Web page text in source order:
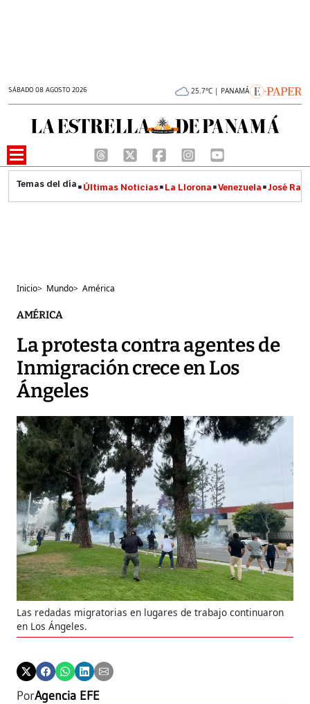
SÁBADO 08 AGOSTO 2026 25.7°C | PANAMÁ
Últimas Noticias La Llorona Venezuela José
Inicio> Mundo> América
AMÉRICA
La protesta contra agentes de
Inmigración crece en Los
Ángeles
Las redadas migratorias en lugares de trabajo continuaron
en Los Ángeles.
PorAgencia EFE